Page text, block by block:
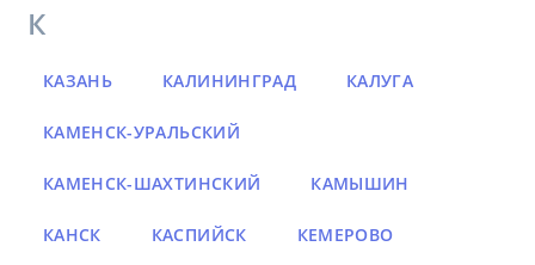
К
КАЗАНЬ КАЛИНИНГРАД КАЛУГА
КАМЕНСК-УРАЛЬСКИЙ
КАМЕНСК-ШАХТИНСКИЙ КАМЫШИН
КАНСК КАСПИЙСК КЕМЕРОВО